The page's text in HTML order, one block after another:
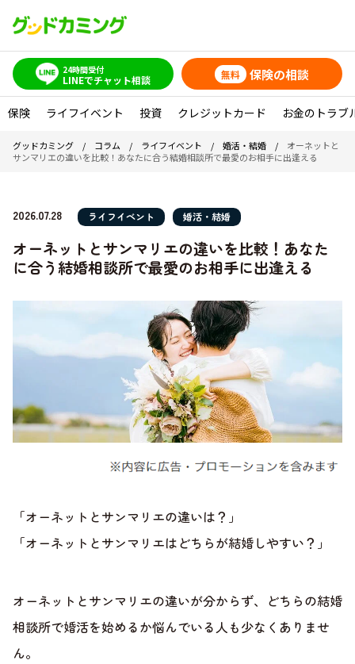
24時間受付
LINEでチャット相談 無料 保険の相談
保険 ライフイベント 投資 クレジットカード お金のトラブ
グッドカミング / コラム / ライフイベント / 婚活・結婚 / オーネットと
サンマリエの違いを比較！あなたに合う結婚相談所で最愛のお相手に出逢える
2026.07.28 ライフイベント 婚活・結婚
オーネットとサンマリエの違いを比較！あなた
に合う結婚相談所で最愛のお相手に出逢える
「オーネットとサンマリエの違いは？」
「オーネットとサンマリエはどちらが結婚しやすい？」
オーネットとサンマリエの違いが分からず、どちらの結婚
相談所で婚活を始めるか悩んでいる人も少なくありませ
ん。